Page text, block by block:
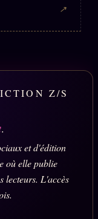
↗
Z/S
.
et d'édition
où elle publie
lecteurs. L'accès